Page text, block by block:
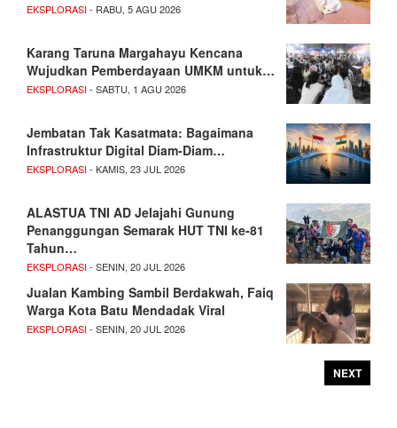
EKSPLORASI- RABU, 5 AGU 2026
Karang Taruna Margahayu Kencana
Wujudkan Pemberdayaan UMKM untuk…
EKSPLORASI- SABTU, 1 AGU 2026
Jembatan Tak Kasatmata: Bagaimana
Infrastruktur Digital Diam-Diam…
EKSPLORASI- KAMIS, 23 JUL 2026
ALASTUA TNI AD Jelajahi Gunung
Penanggungan Semarak HUT TNI ke-81
Tahun…
EKSPLORASI- SENIN, 20 JUL 2026
Jualan Kambing Sambil Berdakwah, Faiq
Warga Kota Batu Mendadak Viral
EKSPLORASI- SENIN, 20 JUL 2026
NEXT